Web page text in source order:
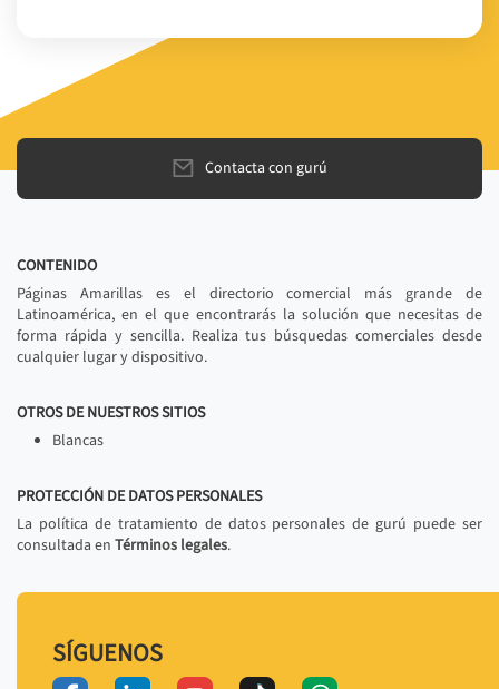
Contacta con gurú
CONTENIDO
Páginas Amarillas es el directorio comercial más grande de
Latinoamérica, en el que encontrarás la solución que necesitas de
forma rápida y sencilla. Realiza tus búsquedas comerciales desde
cualquier lugar y dispositivo.
OTROS DE NUESTROS SITIOS
Blancas
PROTECCIÓN DE DATOS PERSONALES
La política de tratamiento de datos personales de gurú puede ser
consultada en Términos legales.
SÍGUENOS